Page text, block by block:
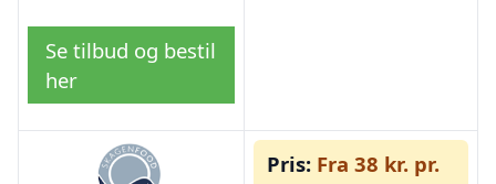
Se tilbud og bestil
her
Pris: Fra 38 kr. pr.